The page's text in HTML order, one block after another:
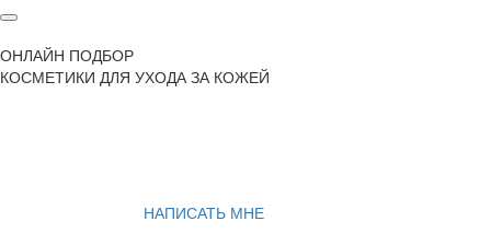
ОНЛАЙН ПОДБОР
КОСМЕТИКИ ДЛЯ УХОДА ЗА КОЖЕЙ
НАПИСАТЬ МНЕ